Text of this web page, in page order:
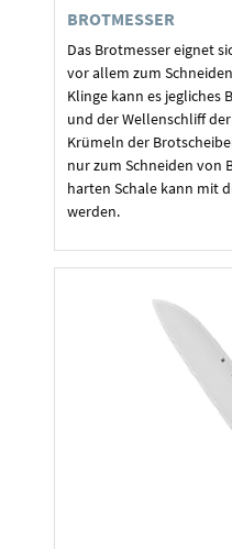
BROTMESSER
Das Brotmesser eignet
vor allem zum
Klinge kann es jegliches
und der Wellenschliff
Krümeln der
nur zum Schneiden von
harten Schale kann mit
werden.